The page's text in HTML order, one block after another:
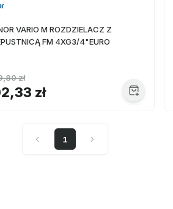
VARIO M ROZDZIELACZ Z
FM 4XG3/4"EURO
zł
zł
1